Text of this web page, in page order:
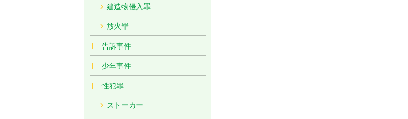
建造物侵入罪
放火罪
告訴事件
少年事件
性犯罪
ストーカー